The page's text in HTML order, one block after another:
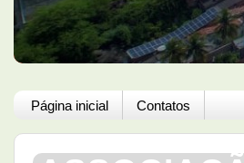
Página inicial Contatos